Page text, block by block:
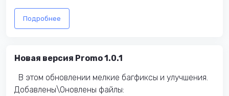
Подробнее
Новая версия Promo 1.0.1
В этом обновлении мелкие багфиксы и улучшения.
Добавлены\Оновлены файлы:​